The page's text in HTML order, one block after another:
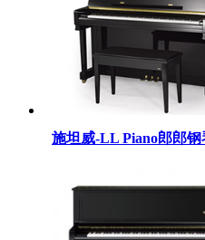
施坦威-LL Piano郎郎